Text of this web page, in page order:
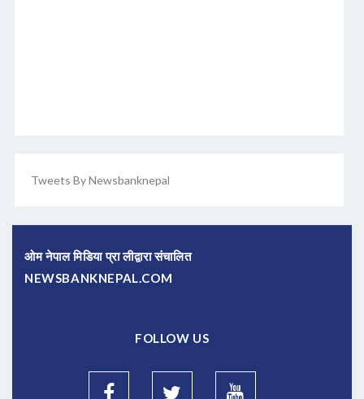
Tweets By Newsbanknepal
ओम नेपाल मिडिया प्रा लीद्वारा संचालित
NEWSBANKNEPAL.COM
FOLLOW US